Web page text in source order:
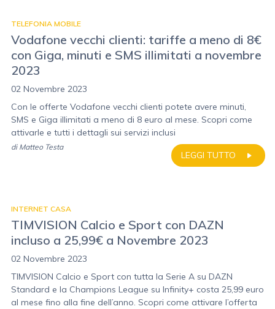
TELEFONIA MOBILE
Vodafone vecchi clienti: tariffe a meno di 8€
con Giga, minuti e SMS illimitati a novembre
2023
02 Novembre 2023
Con le offerte Vodafone vecchi clienti potete avere minuti,
SMS e Giga illimitati a meno di 8 euro al mese. Scopri come
attivarle e tutti i dettagli sui servizi inclusi
LEGGI TUTTO
di Matteo Testa
INTERNET CASA
TIMVISION Calcio e Sport con DAZN
incluso a 25,99€ a Novembre 2023
02 Novembre 2023
TIMVISION Calcio e Sport con tutta la Serie A su DAZN
Standard e la Champions League su Infinity+ costa 25,99 euro
al mese fino alla fine dell’anno. Scopri come attivare l’offerta